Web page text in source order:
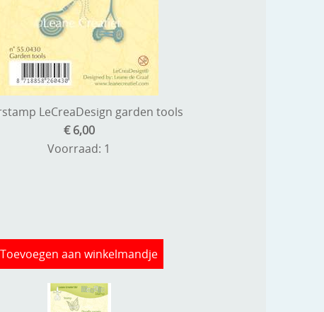
LeCreaDesign garden tools
€ 6,00
Voorraad: 1
Toevoegen aan winkelmandje